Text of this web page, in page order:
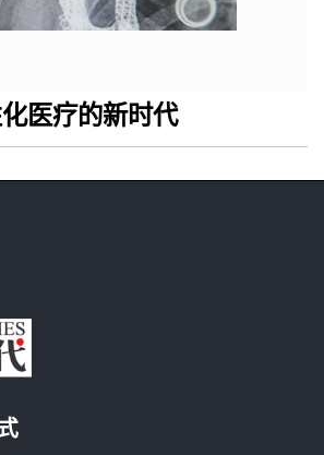
医疗的新时代